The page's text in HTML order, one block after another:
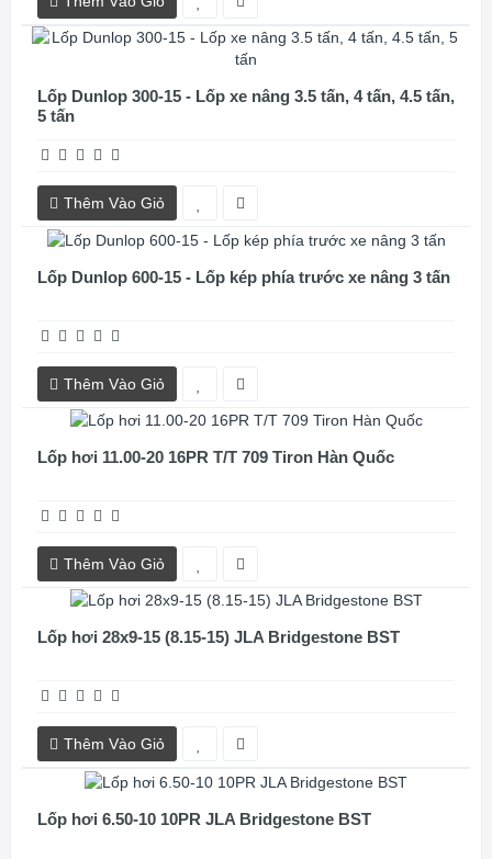
Lốp Dunlop 300-15 - Lốp xe nâng 3.5 tấn, 4 tấn, 4.5 tấn,
5 tấn
Thêm Vào Giỏ
Lốp Dunlop 600-15 - Lốp kép phía trước xe nâng 3 tấn
Thêm Vào Giỏ
Lốp hơi 11.00-20 16PR T/T 709 Tiron Hàn Quốc
Thêm Vào Giỏ
Lốp hơi 28x9-15 (8.15-15) JLA Bridgestone BST
Thêm Vào Giỏ
Lốp hơi 6.50-10 10PR JLA Bridgestone BST